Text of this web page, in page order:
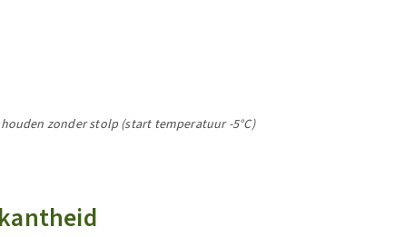
zonder stolp (start temperatuur -5°C)